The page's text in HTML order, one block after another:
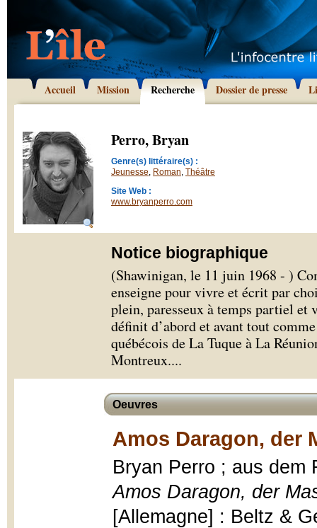
Accueil Mission Recherche Dossier de presse
Perro, Bryan
Genre(s) littéraire(s) :
Jeunesse, Roman, Théâtre
Site Web :
www.bryanperro.com
Notice biographique
(Shawinigan, le 11 juin 1968 - )
enseigne pour vivre et écrit par
plein, paresseux à temps partiel et
définit d’abord et avant tout
québécois de La Tuque à La
Montreux....
Oeuvres
Amos Daragon, der
Bryan Perro ; aus dem
Amos Daragon, der
[Allemagne] : Beltz &